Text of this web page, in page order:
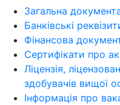
Загальна
Банківські
Фінансова
Сертифікати про
Ліцензія,
здобувачів вищої
Інформація про